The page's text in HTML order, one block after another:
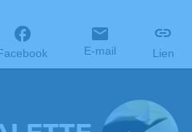
E-mail Lien